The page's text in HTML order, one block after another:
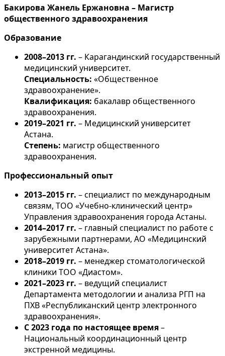
Бакирова Жанель Ержановна – Магистр
общественного здравоохранения
Образование
2008–2013 гг. – Карагандинский государственный
медицинский университет.
Специальность: «Общественное
здравоохранение».
Квалификация: бакалавр общественного
здравоохранения.
2019–2021 гг. – Медицинский университет
Астана.
Степень: магистр общественного
здравоохранения.
Профессиональный опыт
2013–2015 гг. – специалист по международным
связям, ТОО «Учебно-клинический центр»
Управления здравоохранения города Астаны.
2014–2017 гг. – главный специалист по работе с
зарубежными партнерами, АО «Медицинский
университет Астана».
2018–2019 гг. – менеджер стоматологической
клиники ТОО «Диастом».
2021–2023 гг. – ведущий специалист
Департамента методологии и анализа РГП на
ПХВ «Республиканский центр электронного
здравоохранения».
С 2023 года по настоящее время–
Национальный координационный центр
экстренной медицины.